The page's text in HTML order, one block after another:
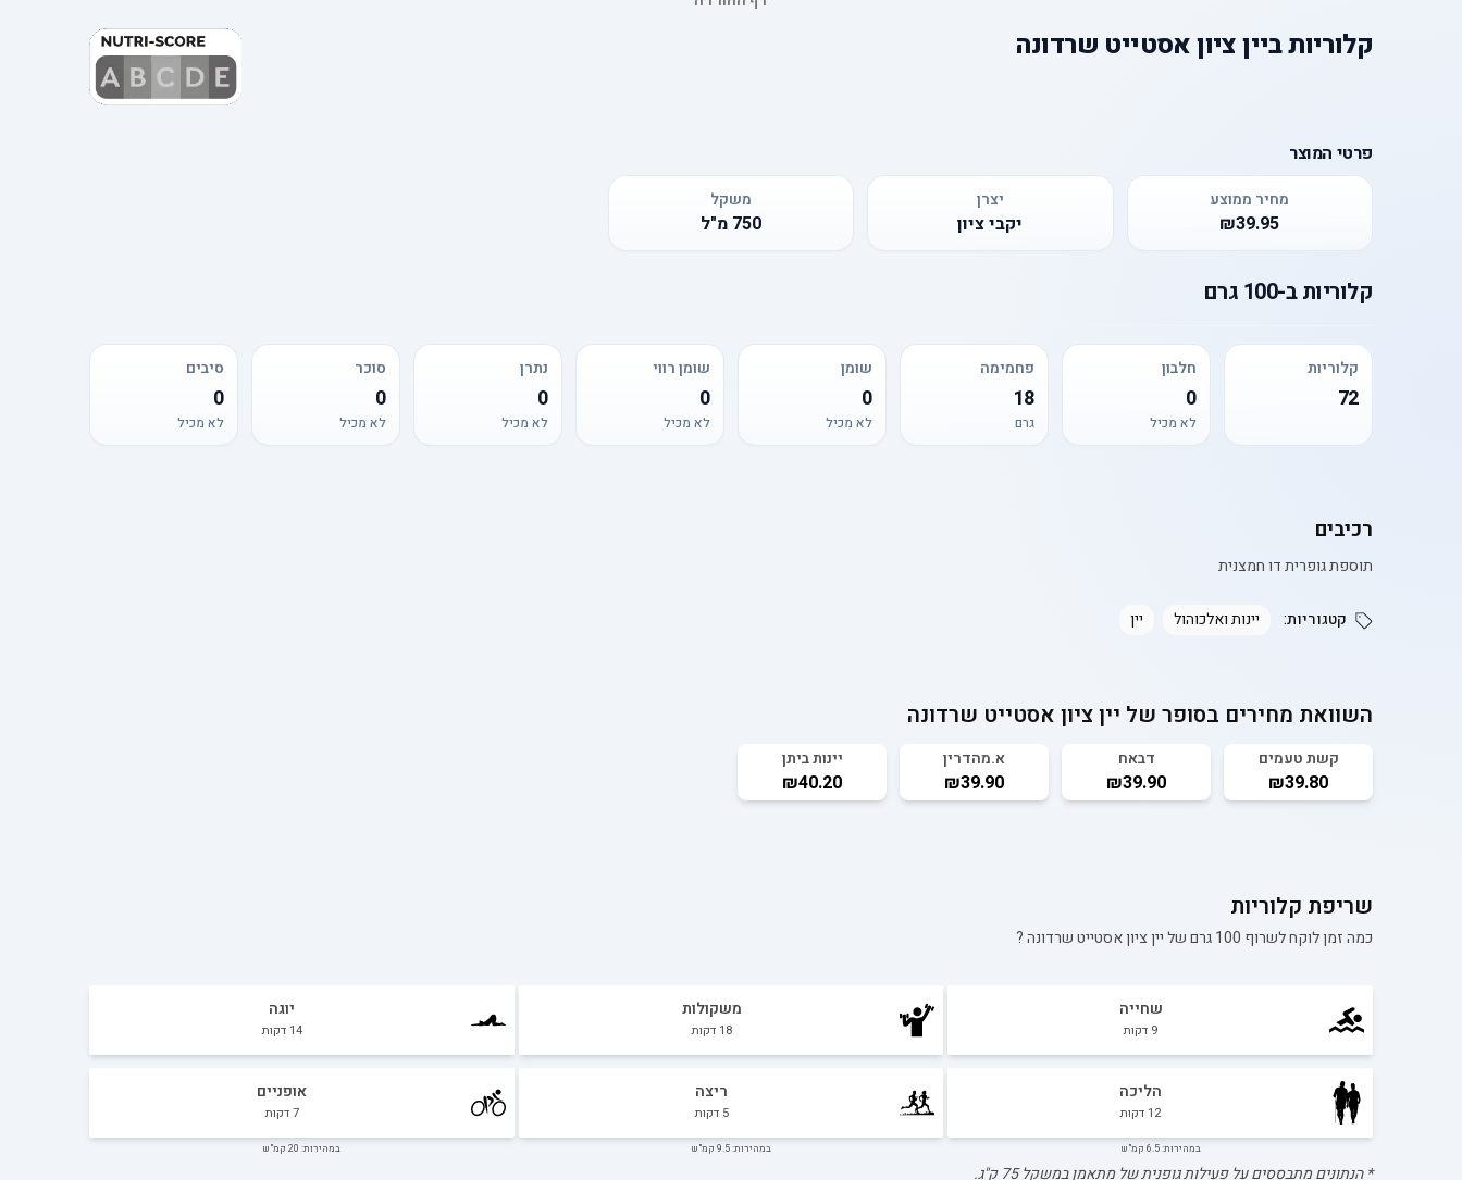
קלוריותביין ציון אסטייט שרדונה
פרטי המוצר
מחיר ממוצע
₪39.95
יצרן
יקבי ציון
משקל
750 מ"ל
קלוריותב-100 גרם
קלוריות
72
חלבון
0
לא מכיל
פחמימה
18
גרם
שומן
0
לא מכיל
שומן רווי
0
לא מכיל
נתרן
0
לא מכיל
סוכר
0
לא מכיל
סיבים
0
לא מכיל
רכיבים
תוספת גופרית דו חמצנית
קטגוריות: יינות ואלכוהול יין
השוואת מחירים בסופר של יין ציון אסטייט שרדונה
קשת טעמים
₪39.80
דבאח
₪39.90
א.מהדרין
₪39.90
יינות ביתן
₪40.20
שריפת קלוריות
כמה זמן לוקח לשרוף 100 גרם של יין ציון אסטייט שרדונה?
שחייה
9 דקות
משקולות
18 דקות
יוגה
14 דקות
הליכה
12 דקות
במהירות: 6.5 קמ"ש
ריצה
5 דקות
במהירות: 9.5 קמ"ש
אופניים
7דקות
במהירות: 20 קמ"ש
* הנתונים מתבססים על פעילות גופנית של מתאמן במשקל75ק"ג.